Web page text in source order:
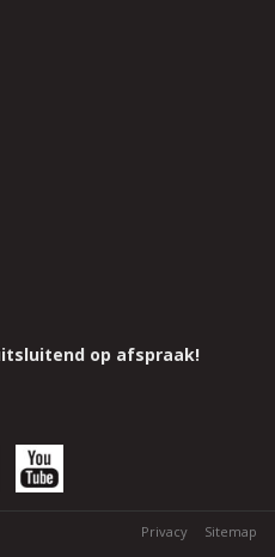
op afspraak!
Privacy Sitemap